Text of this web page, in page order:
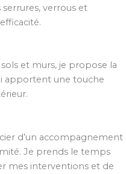
verrous et
et murs, je propose la
apportent une touche
d’un accompagnement
Je prends le temps
mes interventions et de